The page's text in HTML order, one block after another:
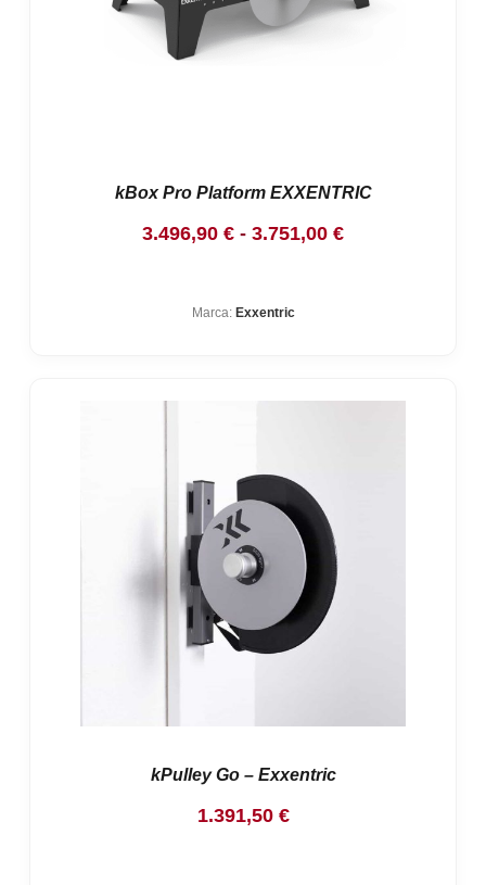
kBox Pro Platform EXXENTRIC
3.496,90 € - 3.751,00 €Rango
3.751,00 €
Marca: Exxentric
kPulley Go – Exxentric
1.391,50 €